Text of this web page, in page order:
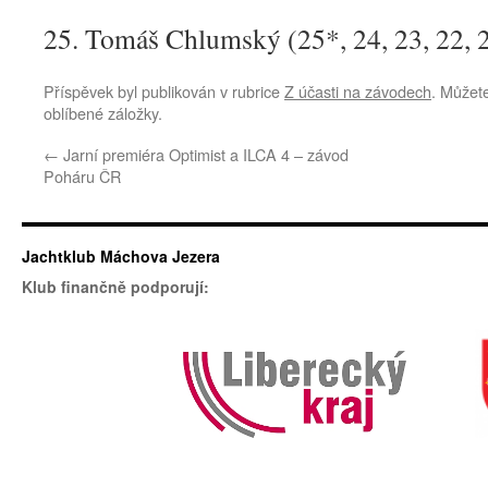
25. Tomáš Chlumský (25*, 24, 23, 22,
Příspěvek byl publikován v rubriceZ účasti na závodech.
oblíbené záložky.
← Jarní premiéra Optimist a ILCA 4 – závod
Poháru ČR
Jachtklub Máchova Jezera
Klub finančně podporují: